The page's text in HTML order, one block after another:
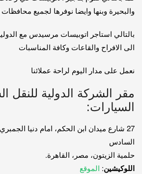
والبحيرة وبنها وايضا نوفرها لجميع
بالتالي استاجر اتوبيسات مرسيدس مع
الى الافراح والقاعات وكافة المناسبات
نعمل على مدار اليوم لراحة عملائنا
مقر الشركة الدولية للنقل
السيارات:
27 شارع ميدان ابن الحكم، امام دنيا
السادس
حلمية الزيتون، مصر، القاهرة.
اللوكيشين: الموقع